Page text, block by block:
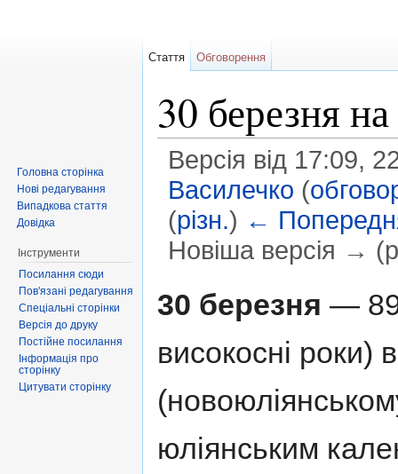
30 березня
Версія від 17:09,
Василечко (
(різн.) ←
Новіша версія →
30 березня —
високосні роки)
юліянським
Стаття Обговорення
Головна сторінка
Нові редагування
Випадкова стаття
Довідка
Інструменти
Посилання сюди
Пов'язані редагування
Спеціальні сторінки
Версія до друку
Постійне посилання
Інформація про
сторінку
Цитувати сторінку